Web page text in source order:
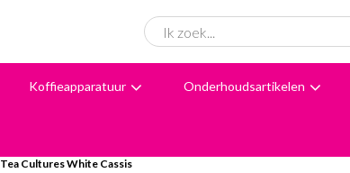
Koffieapparatuur Onderhoudsartikelen
Tea Cultures White Cassis